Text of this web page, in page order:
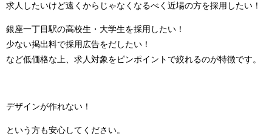
求人したいけど遠くからじゃなくなるべく近場の方を採用したい！
銀座一丁目駅の高校生・大学生を採用したい！
少ない掲出料で採用広告をだしたい！
など低価格な上、求人対象をピンポイントで絞れるのが特徴です。
デザインが作れない！
という方も安心してください。